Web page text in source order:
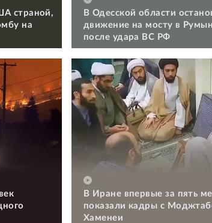
страной,
на
В Одесской области
движение на мосту в
после удара ВС РФ
В Иране впервые за пять
показали кадры с
Хаменеи